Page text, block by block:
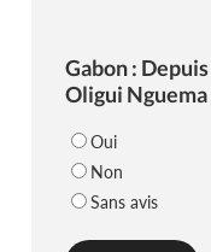
Gabon :
Oligui
Oui
Non
Sans avis